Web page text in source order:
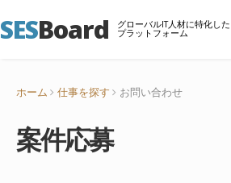
SESBoard グローバルIT人材に特化し
プラットフォーム
ホーム 仕事を探す お問い合わせ
案件応募